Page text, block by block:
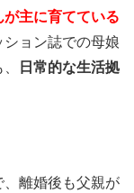
が主に育てている
ョン誌での母娘
日常的な生活拠
離婚後も父親が